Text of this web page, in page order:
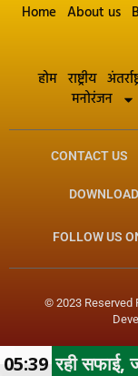
Home About us
होम राष्ट्रीय
मनोरंजन
CONTACT US
FOLLOW US
© 2023 Reserved
जल गंगा संवर्धन
05:39